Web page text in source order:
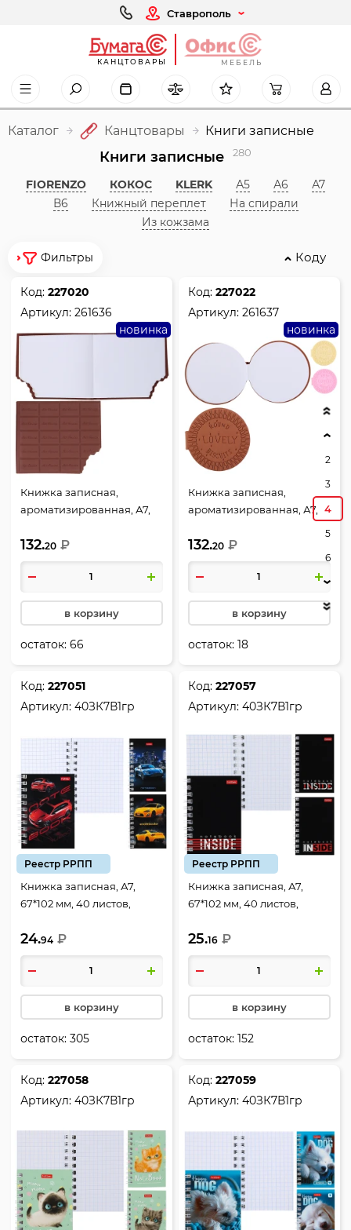
Ставрополь
КАНЦТОВАРЫ МЕБЕЛЬ
Каталог Канцтовары Книги записные
Книги записные 280
FIORENZO КОКОС KLERK А5 А6
А7
В6
Книжный переплет
На спирали
Из кожзама
Фильтры Коду
Код:227020
Артикул:261636
новинка
Книжка записная,
ароматизированная, А7,
линовки, склейка, резина,
Шоколад, КОКОС, 261636
132.20 ₽
в корзину
остаток:66
Код:227022
Артикул:261637
новинка
Книжка записная,
ароматизированная, А7,
линовки, склейка, резина,
ассорти 3 вида, Печенье,
КОКОС, 261637
132.20 ₽
в корзину
остаток:18
Код:227051
Артикул:40ЗК7В1гр
Реестр РРПП
Книжка записная, А7,
67*102 мм, 40 листов,
мелованный картон,
ассорти 3 вида,
Автопанорама, Hatber,
24.94 ₽
в корзину
остаток:305
Код:227057
Артикул:40ЗК7В1гр
Реестр РРПП
Книжка записная, А7,
67*102 мм, 40 листов,
мелованный картон,
ассорти 3 вида, INSIDE,
Hatber, 40ЗК7В1гр
25.16 ₽
в корзину
остаток:152
Код:227058
Артикул:40ЗК7В1гр
Код:227059
Артикул:40ЗК7В1гр
2
3
4
5
6